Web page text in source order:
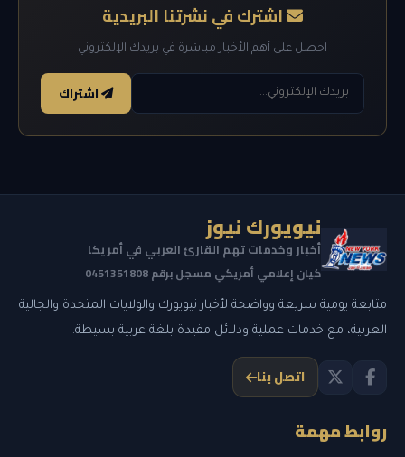
اشترك في نشرتنا البريدية
احصل على أهم الأخبار مباشرة في بريدك الإلكتروني
اشتراك
نيويورك نيوز
أخبار وخدمات تهم القارئ العربي في أمريكا
كيان إعلامي أمريكي مسجل برقم 0451351808
متابعة يومية سريعة وواضحة لأخبار نيويورك والولايات المتحدة والجالية
العربية، مع خدمات عملية ودلائل مفيدة بلغة عربية بسيطة.
اتصل بنا
روابط مهمة